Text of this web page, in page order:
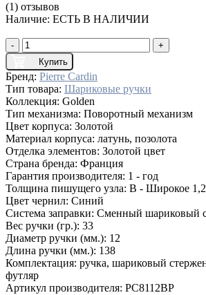
(1) отзывов
Наличие: ЕСТЬ В НАЛИЧИИ
-
+
Купить
Бренд: Pierre Cardin
Тип товара: Шариковые ручки
Коллекция: Golden
Тип механизма: Поворотный механизм
Цвет корпуса: Золотой
Материал корпуса: латунь, позолота
Отделка элементов: Золотой цвет
Страна бренда: Франция
Гарантия производителя: 1 - год
Толщина пишущего узла: B - Широкое
Цвет чернил: Синий
Система заправки: Сменный шариковый
Вес ручки (гр.): 33
Диаметр ручки (мм.): 12
Длина ручки (мм.): 138
Комплектация: ручка, шариковый
футляр
Артикул производителя: PC8112BP